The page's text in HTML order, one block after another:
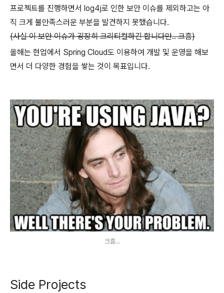
프로젝트를 진행하면서 log4j로 인한 보안 이슈를 제외하고는 아
직 크게 불만족스러운 부분을 발견하지 못했습니다.
(사실 이 보안 이슈가 굉장히 크리티컬하긴 합니다만.. 크흠)
올해는 현업에서 Spring Cloud도 이용하여 개발 및 운영을 해보
면서 더 다양한 경험을 쌓는 것이 목표입니다.
크흠...
Side Projects